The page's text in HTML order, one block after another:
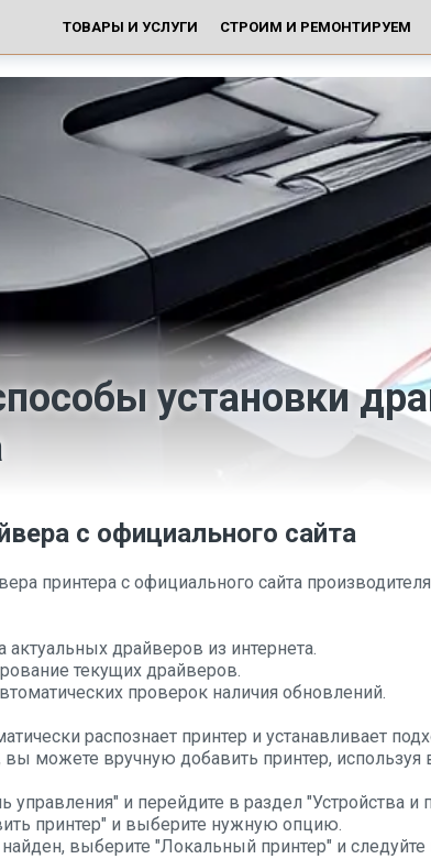
ТОВАРЫ И УСЛУГИ СТРОИМ И РЕМОНТИРУЕМ
установки
с официального сайта
принтера с официального сайта
актуальных драйверов из интернета.
текущих драйверов.
проверок наличия обновлений.
распознает принтер и устанавливает
вы можете вручную добавить принтер,
управления" и перейдите в раздел "Устройства и
принтер" и выберите нужную опцию.
выберите "Локальный принтер" и следуйте